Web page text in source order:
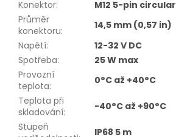
Konektor:
M12 5-pin circular
Průměr
konektoru:
14,5 mm (0,57 in)
Napětí:
12-32 V DC
Spotřeba:
25 W max
Provozní
teplota:
0°C až +40°C
Teplota při
skladování:
-40°C až +90°C
Stupeň
IP68 5 m